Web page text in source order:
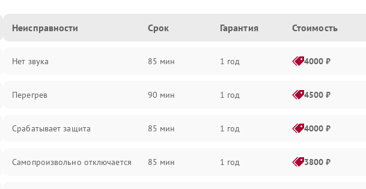
Неисправности Срок Гарантия Стоимость
Нет звука 85 мин 1 год 4000 ₽
Перегрев 90 мин 1 год 4500 ₽
Срабатывает защита 85 мин 1 год 4000 ₽
Самопроизвольно отключается 85 мин 1 год 3800 ₽